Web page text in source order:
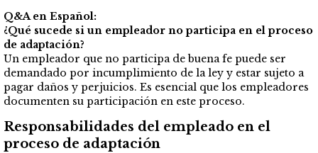
Q&A en Español:
¿Qué sucede si un empleador no participa en el proceso
de adaptación?
Un empleador que no participa de buena fe puede ser
demandado por incumplimiento de la ley y estar sujeto a
pagar daños y perjuicios. Es esencial que los empleadores
documenten su participación en este proceso.
Responsabilidades del empleado en el
proceso de adaptación